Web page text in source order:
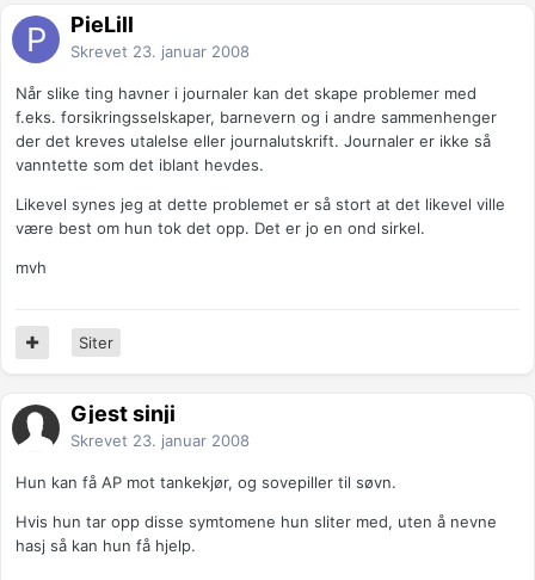
PieLill
Skrevet 23. januar 2008
Når slike ting havner i journaler kan det skape problemer med
f.eks. forsikringsselskaper, barnevern og i andre sammenhenger
der det kreves utalelse eller journalutskrift. Journaler er ikke så
vanntette som det iblant hevdes.
Likevel synes jeg at dette problemet er så stort at det likevel ville
være best om hun tok det opp. Det er jo en ond sirkel.
mvh
Siter
Gjest sinji
Skrevet 23. januar 2008
Hun kan få AP mot tankekjør, og sovepiller til søvn.
Hvis hun tar opp disse symtomene hun sliter med, uten å nevne
hasj så kan hun få hjelp.